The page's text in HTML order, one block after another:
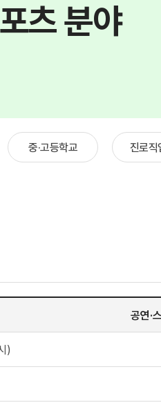
츠 분야
중·고등학교 진로직
공연·
)